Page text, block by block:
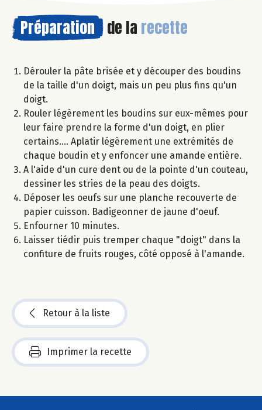
Préparation de la recette
Dérouler la pâte brisée et y découper des boudins
de la taille d'un doigt, mais un peu plus fins qu'un
doigt.
Rouler légèrement les boudins sur eux-mêmes pour
leur faire prendre la forme d'un doigt, en plier
certains.... Aplatir légèrement une extrémités de
chaque boudin et y enfoncer une amande entière.
A l'aide d'un cure dent ou de la pointe d'un couteau,
dessiner les stries de la peau des doigts.
Déposer les oeufs sur une planche recouverte de
papier cuisson. Badigeonner de jaune d'oeuf.
Enfourner 10 minutes.
Laisser tiédir puis tremper chaque "doigt" dans la
confiture de fruits rouges, côté opposé à l'amande.
Retour à la liste
Imprimer la recette